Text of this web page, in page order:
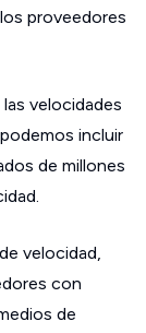
proveedores
velocidades
incluir
de millones
velocidad,
con
de